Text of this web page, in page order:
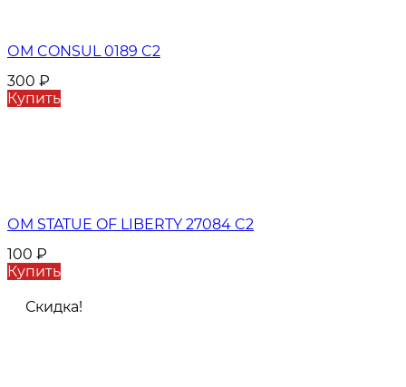
ОМ CONSUL 0189 C2
300 ₽
Купить
ОМ STATUE OF LIBERTY 27084 C2
100 ₽
Купить
Скидка!